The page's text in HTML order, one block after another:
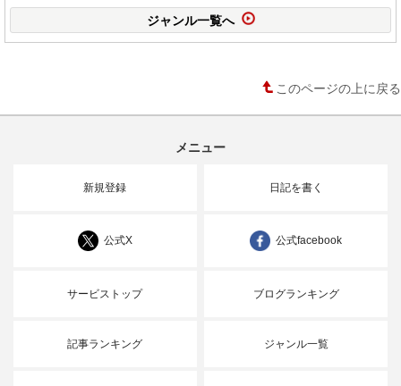
ジャンル一覧へ
このページの上に戻る
メニュー
新規登録 日記を書く
公式X 公式facebook
サービストップ ブログランキング
記事ランキング ジャンル一覧